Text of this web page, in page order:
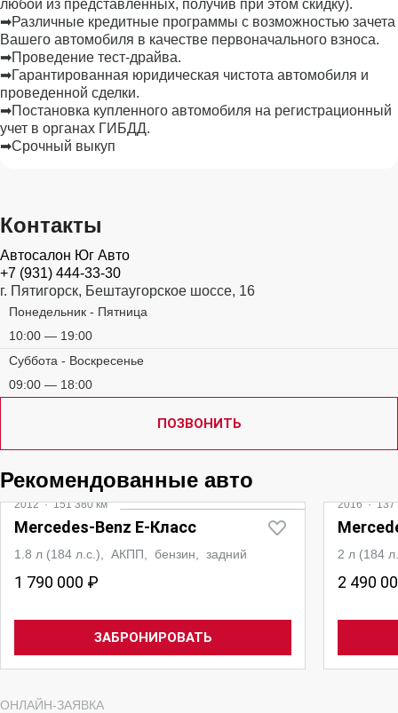
любой из представленных, получив при этом скидку).
➡Различные кредитные программы с возможностью зачета
Вашего автомобиля в качестве первоначального взноса.
➡Проведение тест-драйва.
➡Гарантированная юридическая чистота автомобиля и
проведенной сделки.
➡Постановка купленного автомобиля на регистрационный
учет в органах ГИБДД.
➡Срочный выкуп
Контакты
Автосалон Юг Авто
+7 (931) 444-33-30
г. Пятигорск, Бештаугорское шоссе, 16
Понедельник - Пятница
10:00 — 19:00
Суббота - Воскресенье
09:00 — 18:00
ПОЗВОНИТЬ
Рекомендованные авто
2012·151 380 км
Mercedes‑Benz E-Класс
1.8 л (184 л.с.), АКПП, бензин, задний
1 790 000 ₽
ЗАБРОНИРОВАТЬ
2016·137
2 л (184
2 490
ОНЛАЙН-ЗАЯВКА